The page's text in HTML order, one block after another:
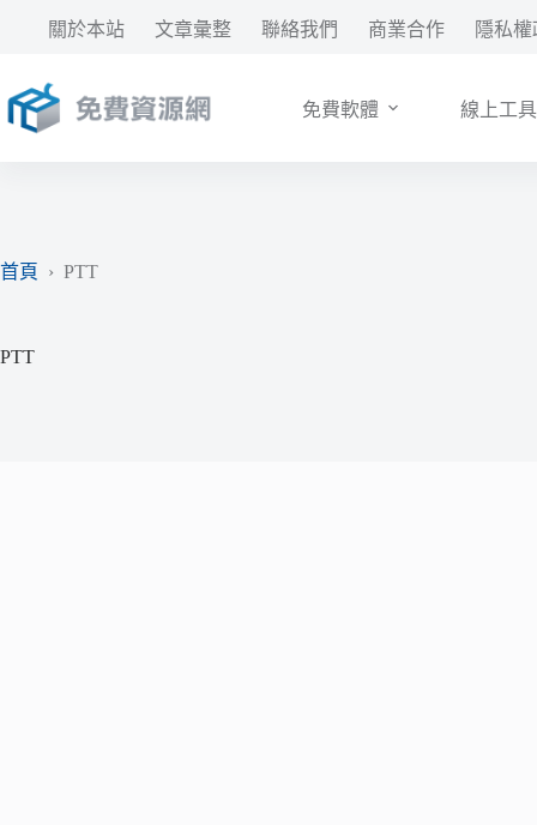
要
內
關於本站 文章彙整 聯絡我們 商業合作 隱私
免費軟體 線上工具
首頁 › PTT
PTT